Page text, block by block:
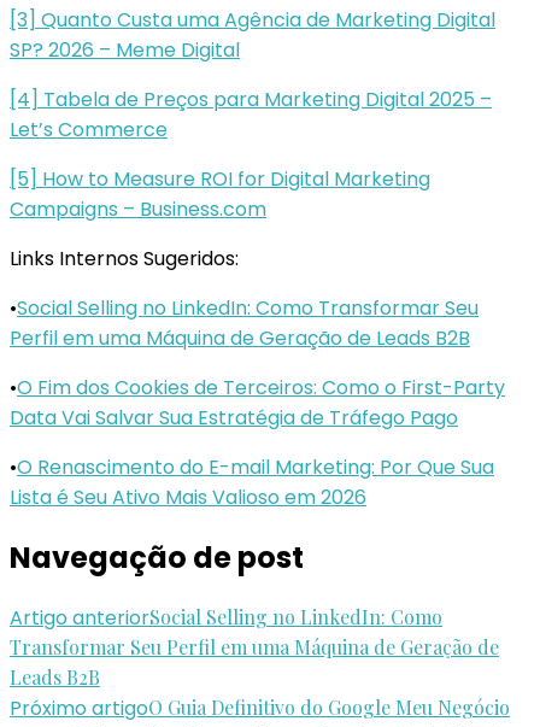
[3] Quanto Custa uma Agência de Marketing Digital
SP? 2026 – Meme Digital
[4] Tabela de Preços para Marketing Digital 2025 –
Let’s Commerce
[5] How to Measure ROI for Digital Marketing
Campaigns – Business.com
Links Internos Sugeridos:
•Social Selling no LinkedIn: Como Transformar Seu
Perfil em uma Máquina de Geração de Leads B2B
•O Fim dos Cookies de Terceiros: Como o First-Party
Data Vai Salvar Sua Estratégia de Tráfego Pago
•O Renascimento do E-mail Marketing: Por Que Sua
Lista é Seu Ativo Mais Valioso em 2026
Navegação de post
Artigo anteriorSocial Selling no LinkedIn: Como
Transformar Seu Perfil em uma Máquina de Geração de
Leads B2B
Próximo artigoO Guia Definitivo do Google Meu Negócio